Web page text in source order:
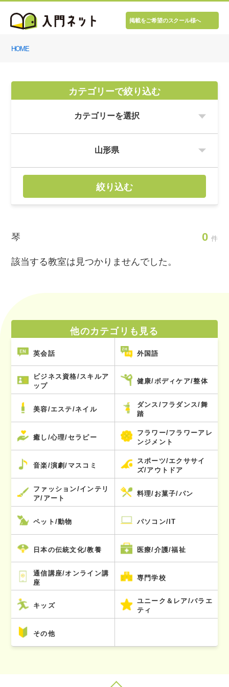
掲載をご希望のスクール様へ
HOME
カテゴリーで絞り込む
絞り込む
琴 0 件
該当する教室は見つかりませんでした。
他のカテゴリも見る
英会話 外国語
ビジネス資格/スキルア
ップ
健康/ボディケア/整体
美容/エステ/ネイル
ダンス/フラダンス/舞
踏
癒し/心理/セラピー
フラワー/フラワーアレ
ンジメント
音楽/演劇/マスコミ
スポーツ/エクササイ
ズ/アウトドア
ファッション/インテリ
ア/アート
料理/お菓子/パン
ペット/動物 パソコン/IT
日本の伝統文化/教養 医療/介護/福祉
通信講座/オンライン講
座
専門学校
キッズ
ユニーク＆レア/バラエ
ティ
その他